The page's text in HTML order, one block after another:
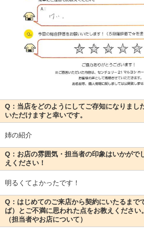
Q：当店をどのようにしてご存知になりまし
いただけますと幸いです。
姉の紹介
Q：お店の雰囲気・担当者の印象はいかがで
えください！
明るくてよかったです！
Q：はじめてのご来店から契約にいたるまで
ば）とご不満に思われた点をお教えください。
（担当者やお店について）